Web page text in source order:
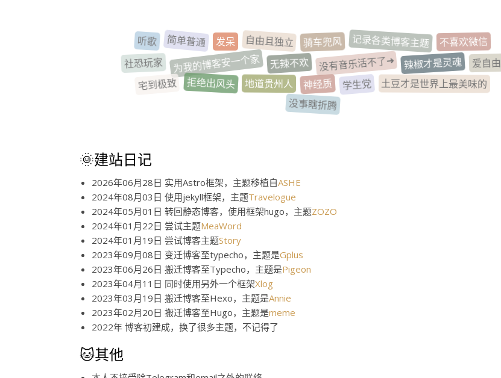
听歌 简单普通 发呆 自由且独立 骑车兜风 记录各类博客主题 不喜欢微信
社恐玩家 为我的博客安一个家 无辣不欢 没有音乐活不了 辣椒才是灵魂 爱自由
宅到极致 拒绝出风头 地道贵州人 神经质 学生党 土豆才是世界上最美味的
没事瞎折腾
王云子
🌞建站日记
2026年06月28日 实用Astro框架，主题移植自ASHE
2024年08月03日 使用jekyll框架，主题Travelogue
2024年05月01日 转回静态博客，使用框架hugo，主题ZOZO
2024年01月22日 尝试主题MeaWord
2024年01月19日 尝试博客主题Story
2023年09月08日 变迁博客至typecho，主题是Gplus
2023年06月26日 搬迁博客至Typecho，主题是Pigeon
2023年04月11日 同时使用另外一个框架Xlog
2023年03月19日 搬迁博客至Hexo，主题是Annie
2023年02月20日 搬迁博客至Hugo，主题是meme
2022年 博客初建成，换了很多主题，不记得了
🐱其他